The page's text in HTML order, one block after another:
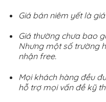
Giá bán niêm yết là
Giá thường chưa bao
Nhưng một số trường
nhận free.
Mọi khách hàng đều
hỗ trợ mọi vấn đề kỹ